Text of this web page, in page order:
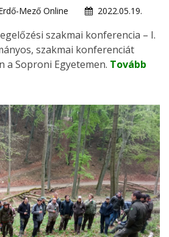
Mező Online
2022.05.19.
szakmai konferencia – I.
szakmai konferenciát
a Soproni Egyetemen. Tovább